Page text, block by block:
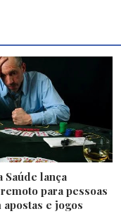
lança
para pessoas
e jogos